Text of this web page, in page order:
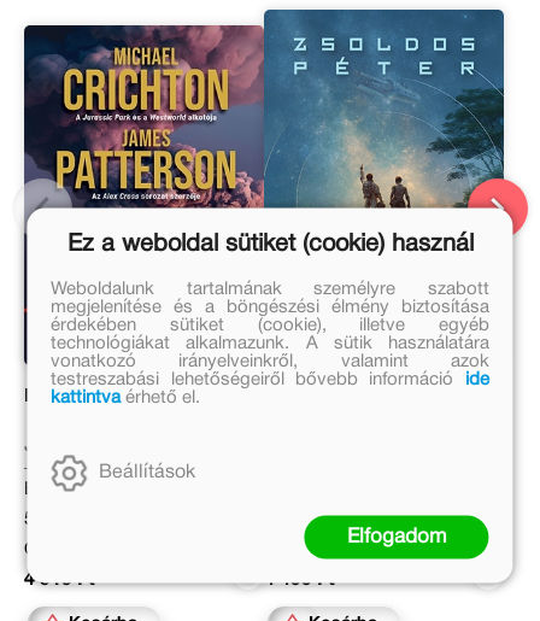
Kitörés
James Patterson, Michael
Crichton
Eredeti ár:
5 999 Ft
Online ár:
4 919 Ft
4 999 Ft
Kötött ár:
4 499 Ft
Ez a weboldal sütiket (cookie) használ
Weboldalunk tartalmának személyre szabott
megjelenítése és a böngészési élmény biztosítása
érdekében sütiket (cookie), illetve egyéb
technológiákat alkalmazunk. A sütik használatára
vonatkozó irányelveinkről, valamint azok
testreszabási lehetőségeiről bővebb információ
ide
kattintvaérhető el.
Beállítások
Elfogadom